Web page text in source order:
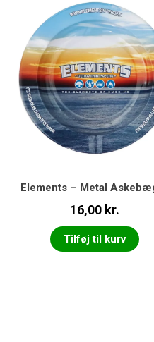
Elements – Metal
16,00 kr.
Tilføj til kurv